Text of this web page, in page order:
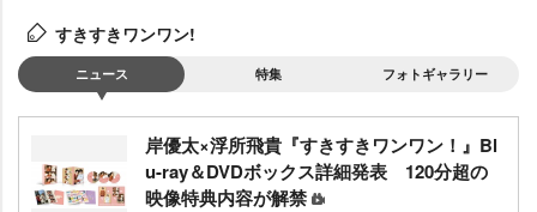
すきすきワンワン!
ニュース 特集 フォトギャラリー
岸優太×浮所飛貴『すきすきワンワン！』Bl
u-ray＆DVDボックス詳細発表 120分超の
映像特典内容が解禁